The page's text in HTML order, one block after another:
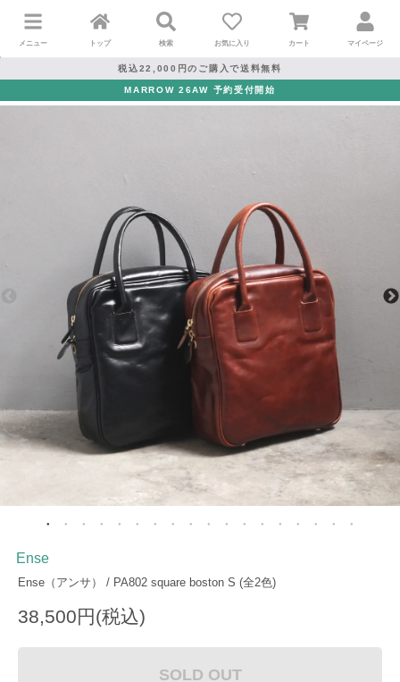
メニュー トップ 検索 お気に入り カート マイページ
税込22,000円のご購入で送料無料
MARROW 26AW 予約受付開始
Ense
Ense（アンサ） / PA802 square boston S (全2色)
38,500円(税込)
SOLD OUT